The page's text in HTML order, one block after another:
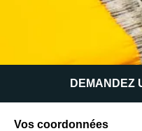
DEMANDEZ
Vos coordonnées